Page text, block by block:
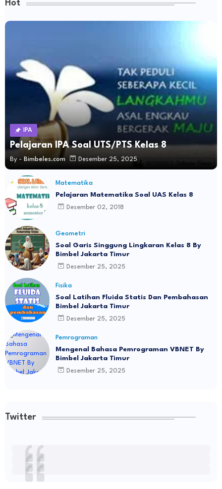
Hot
IPA
Pelajaran IPA Soal UTS/PTS Kelas 8
By - Bimbeles.com Desember 25, 2025
Matematika
Pelajaran Matematika Soal UAS Kelas 8
Desember 02, 2018
Geometri
Soal Garis Singgung Lingkaran Kelas 8 By
Bimbel Jakarta Timur
Desember 25, 2025
Fisika
Soal Latihan Fluida Statis Dan Pembahasan
Bimbel Jakarta Timur
Desember 25, 2025
Pemrograman
Mengenal Bahasa Pemrograman VBNET By
Bimbel Jakarta Timur
Desember 25, 2025
Twitter